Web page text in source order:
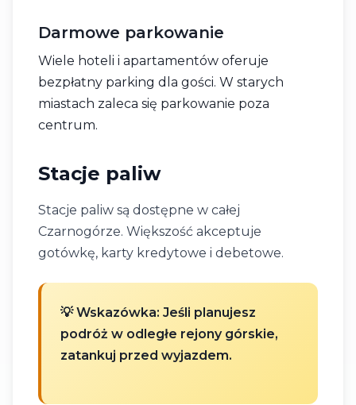
Darmowe parkowanie
Wiele hoteli i apartamentów oferuje
bezpłatny parking dla gości. W starych
miastach zaleca się parkowanie poza
centrum.
Stacje paliw
Stacje paliw są dostępne w całej
Czarnogórze. Większość akceptuje
gotówkę, karty kredytowe i debetowe.
💡 Wskazówka: Jeśli planujesz
podróż w odległe rejony górskie,
zatankuj przed wyjazdem.